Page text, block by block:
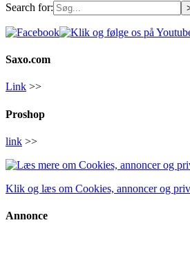
Search for:
Saxo.com
Link >>
Proshop
link >>
Klik og læs om Cookies, annoncer og
Annonce